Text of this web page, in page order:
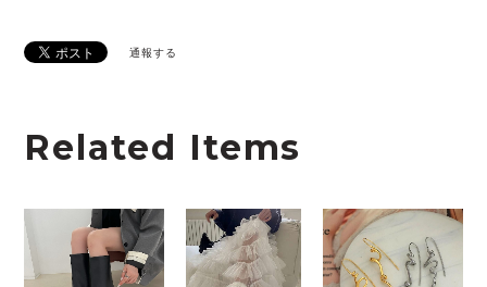
通報する
Related Items